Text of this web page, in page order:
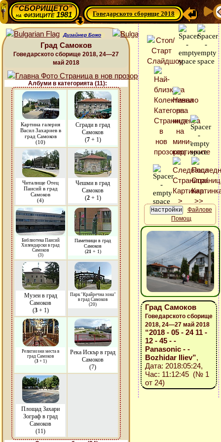
“СБОРИЩЕТО”
нафизиците 1981 Говедарското сборище 2018
Дизайнер Божо
Град Самоков
Говедарското сборище 2018, 24—27
май 2018
Албуми в категорията (11):
Картина галерия
Васил Захариев в
град Самоков
(10)
Сгради в град
Самоков
(7+ 1)
Читалище Отец
Паисий в град
Самоков
(4)
Чешми в град
Самоков
(2+ 1)
Библиотека Паисий
Хилендарски в град
Самоков
(3)
Паметници в град
Самоков
(21 + 1)
Музеи в град
Самоков
(3+ 1)
Парк "Крайречна зона"
в град Самоков
(20)
Религиозни места в
град Самоков
(3+ 1)
Река Искър в град
Самоков
(7)
Площад Захари
Зограф в град
Самоков
(11)
Файлове
Помощ
Град Самоков
Говедарското сборище
2018, 24—27 май 2018
“2018 - 05 - 24 11 -
12 - 45 - -
Panasonic - -
Bozhidar Iliev”,
Дата: 2018:05:24,
Час: 11:12:45 (№ 1
от 24)